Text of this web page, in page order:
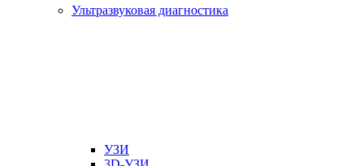
Ультразвуковая диагностика
УЗИ